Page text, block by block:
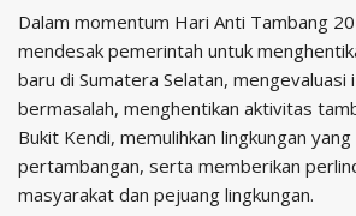
Dalam momentum Hari Anti Tambang
mendesak pemerintah untuk
baru di Sumatera Selatan, mengevaluasi
bermasalah, menghentikan aktivitas
Bukit Kendi, memulihkan lingkungan
pertambangan, serta memberikan
masyarakat dan pejuang lingkungan.